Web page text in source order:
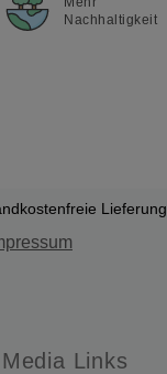
Nachhaltigkeit
Lieferung
Links